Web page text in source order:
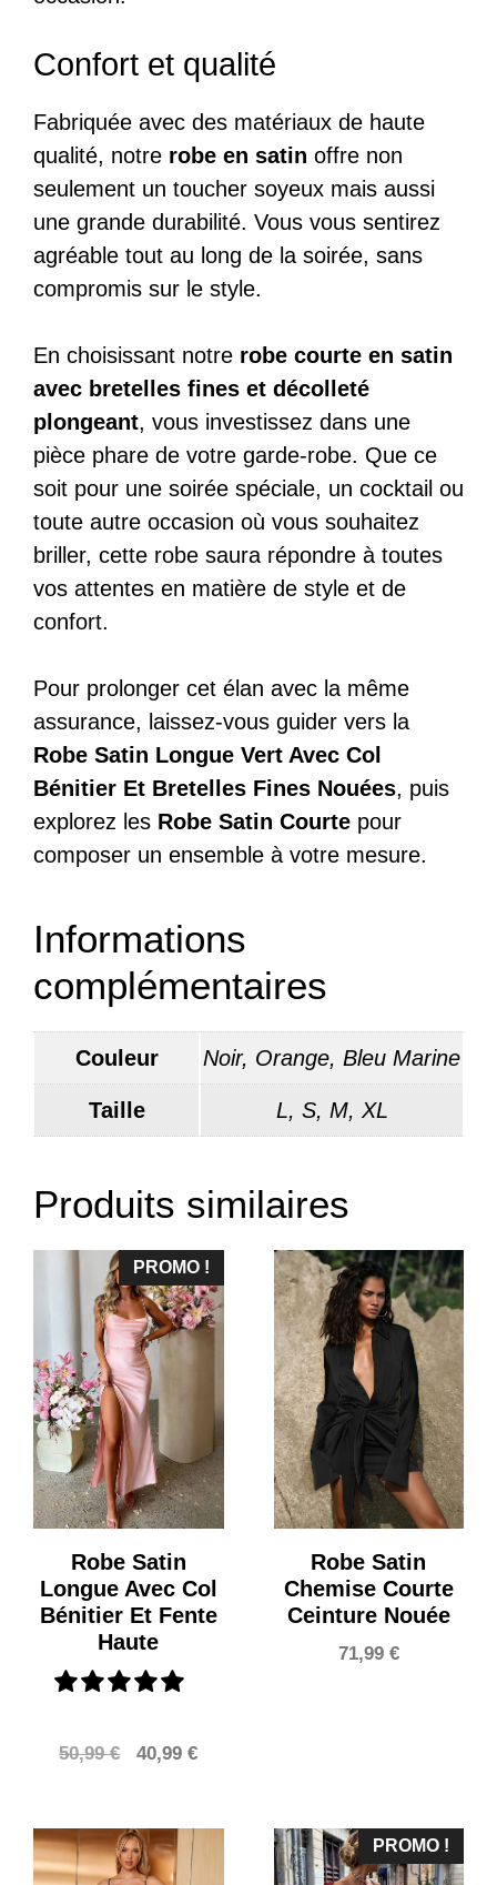
Confort et qualité
Fabriquée avec des matériaux de haute
qualité, notre robe en satin offre non
seulement un toucher soyeux mais aussi
une grande durabilité. Vous vous sentirez
agréable tout au long de la soirée, sans
compromis sur le style.
En choisissant notre robe courte en satin
avec bretelles fines et décolleté
plongeant, vous investissez dans une
pièce phare de votre garde-robe. Que ce
soit pour une soirée spéciale, un cocktail ou
toute autre occasion où vous souhaitez
briller, cette robe saura répondre à toutes
vos attentes en matière de style et de
confort.
Pour prolonger cet élan avec la même
assurance, laissez-vous guider vers la
Robe Satin Longue Vert Avec Col
Bénitier Et Bretelles Fines Nouées, puis
explorez les Robe Satin Courte pour
composer un ensemble à votre mesure.
Informations
complémentaires
Couleur Noir, Orange, Bleu Marine
Taille L, S, M, XL
Produits similaires
PROMO !
Robe Satin
Longue Avec Col
Bénitier Et Fente
Haute
50,99€
Le
était :
50,99 €.
40,99€Le
est :
Robe Satin
Chemise Courte
Ceinture Nouée
71,99 €
PROMO !